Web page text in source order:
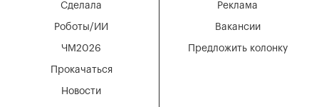
Новости
Сделала
Роботы/ИИ
ЧМ2026
Прокачаться
Вакансии
Реклама
Предложить колонку